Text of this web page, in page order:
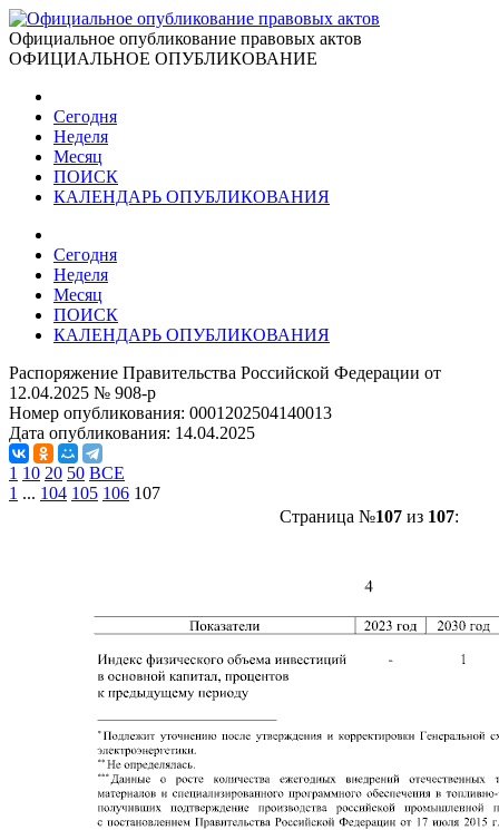
Официальное опубликование правовых актов
ОФИЦИАЛЬНОЕ ОПУБЛИКОВАНИЕ
Сегодня
Неделя
Месяц
ПОИСК
КАЛЕНДАРЬ ОПУБЛИКОВАНИЯ
Сегодня
Неделя
Месяц
ПОИСК
КАЛЕНДАРЬ ОПУБЛИКОВАНИЯ
Распоряжение Правительства Российской Федерации от
12.04.2025 № 908-р
Номер опубликования: 0001202504140013
Дата опубликования: 14.04.2025
1 10 20 50 ВСЕ
1 ... 104 105 106 107
Страница №107из 107: